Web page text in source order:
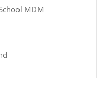
MDM